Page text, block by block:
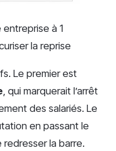
entreprise à 1
la reprise
Le premier est
, qui marquerait l’arrêt
des salariés. Le
en passant le
la barre.